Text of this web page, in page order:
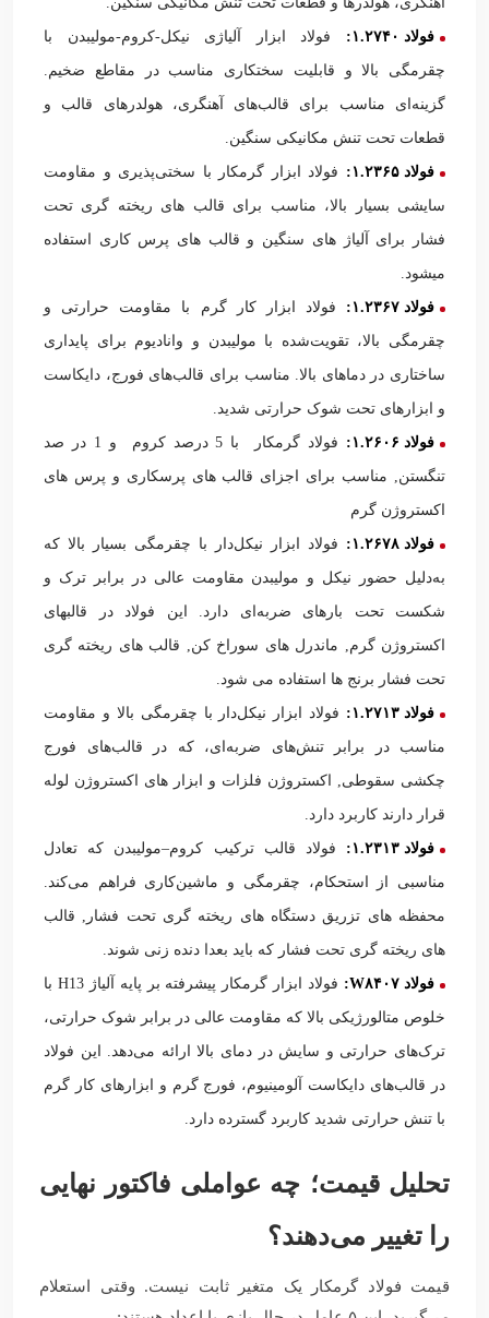
فولاد ۱.۲۷۴۰: فولاد ابزار آلیاژی نیکل‑کروم‑مولیبدن با
چقرمگی بالا و قابلیت سختکاری مناسب در مقاطع ضخیم.
گزینه‌ای مناسب برای قالب‌های آهنگری، هولدرهای قالب و
قطعات تحت تنش مکانیکی سنگین.
فولاد ۱.۲۳۶۵: فولاد ابزار گرمکار با سختی‌پذیری و مقاومت
سایشی بسیار بالا، مناسب برای قالب های ریخته گری تحت
فشار برای آلیاژ های سنگین و قالب های پرس کاری استفاده
میشود.
فولاد ۱.۲۳۶۷: فولاد ابزار کار گرم با مقاومت حرارتی و
چقرمگی بالا، تقویت‌شده با مولیبدن و وانادیوم برای پایداری
ساختاری در دماهای بالا. مناسب برای قالب‌های فورج، دایکاست
و ابزارهای تحت شوک حرارتی شدید.
فولاد ۱.۲۶۰۶: فولاد گرمکار با 5 درصد کروم و 1 در صد
تنگستن, مناسب برای اجزای قالب های پرسکاری و پرس های
اکستروژن گرم
فولاد ۱.۲۶۷۸: فولاد ابزار نیکل‌دار با چقرمگی بسیار بالا که
به‌دلیل حضور نیکل و مولیبدن مقاومت عالی در برابر ترک و
شکست تحت بارهای ضربه‌ای دارد. این فولاد در قالبهای
اکستروژن گرم, ماندرل های سوراخ کن, قالب های ریخته گری
تحت فشار برنج ها استفاده می شود.
فولاد ۱.۲۷۱۳: فولاد ابزار نیکل‌دار با چقرمگی بالا و مقاومت
مناسب در برابر تنش‌های ضربه‌ای، که در قالب‌های فورج
چکشی سقوطی, اکستروژن فلزات و ابزار های اکستروژن لوله
قرار دارند کاربرد دارد.
فولاد ۱.۲۳۱۳: فولاد قالب ترکیب کروم–مولیبدن که تعادل
مناسبی از استحکام، چقرمگی و ماشین‌کاری فراهم می‌کند.
محفظه های تزریق دستگاه های ریخته گری تحت فشار, قالب
های ریخته گری تحت فشار که باید بعدا دنده زنی شوند.
فولاد ۸۴۰۷ W
: فولاد ابزار گرمکار پیشرفته بر پایه آلیاژ H13 با
خلوص متالورژیکی بالا که مقاومت عالی در برابر شوک حرارتی،
ترک‌های حرارتی و سایش در دمای بالا ارائه می‌دهد. این فولاد
در قالب‌های دایکاست آلومینیوم، فورج گرم و ابزارهای کار گرم
با تنش حرارتی شدید کاربرد گسترده دارد.
تحلیل قیمت؛ چه عواملی فاکتور نهایی
را تغییر می‌دهند؟
قیمت فولاد گرمکار یک متغیر ثابت نیست. وقتی استعلام